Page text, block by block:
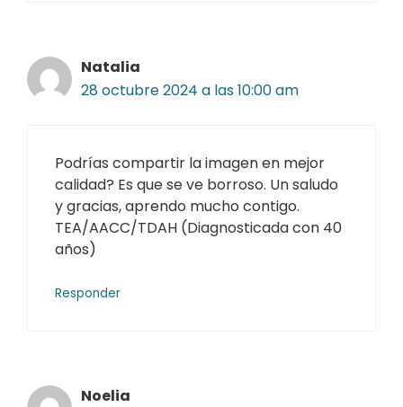
Natalia
28 octubre 2024 a las 10:00 am
Podrías compartir la imagen en mejor
calidad? Es que se ve borroso. Un saludo
y gracias, aprendo mucho contigo.
TEA/AACC/TDAH (Diagnosticada con 40
años)
Responder
Noelia